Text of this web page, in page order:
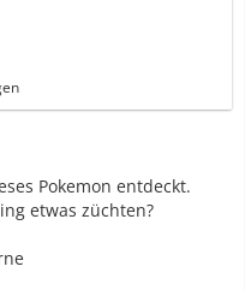
Pokemon entdeckt.
etwas züchten?